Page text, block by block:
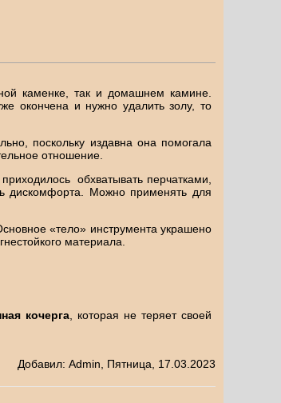
каменке, так и домашнем камине.
окончена и нужно удалить золу, то
поскольку издавна она помогала
отношение.
обхватывать перчатками,
дискомфорта. Можно применять для
«тело» инструмента украшено
материала.
кочерга , которая не теряет своей
Добавил: Admin , Пятница, 17.03.2023